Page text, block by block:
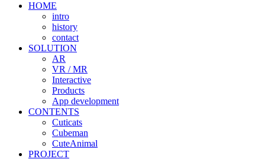
HOME
intro
history
contact
SOLUTION
AR
VR / MR
Interactive
Products
App development
CONTENTS
Cuticats
Cubeman
CuteAnimal
PROJECT